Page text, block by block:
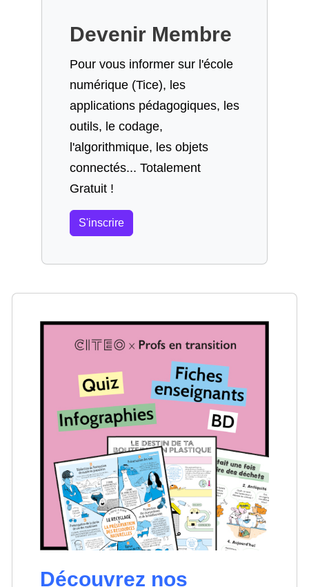
Devenir Membre
Pour vous informer sur l'école
numérique (Tice), les
applications pédagogiques, les
outils, le codage,
l'algorithmique, les objets
connectés... Totalement
Gratuit !
S'inscrire
Découvrez nos